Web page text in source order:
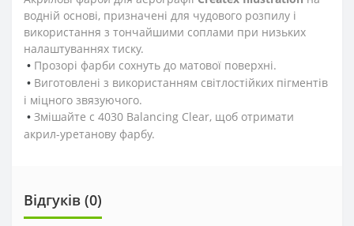
водній основі, призначені для чудового розпилу і
використання з тончайшими соплами при низьких
налаштуваннях тиску.
• Прозорі фарби сохнуть до матової поверхні.
• Виготовлені з використанням світлостійких пігментів
і міцного звязуючого.
• Змішайте с 4030 Balancing Clear, щоб отримати
акрил-уретанову фарбу.
Відгуків (0)